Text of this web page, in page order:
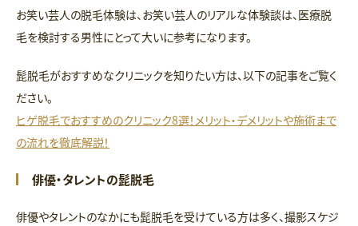
お笑い芸人の脱毛体験は、お笑い芸人のリアルな体験談は、医療脱
毛を検討する男性にとって大いに参考になります。
髭脱毛がおすすめなクリニックを知りたい方は、以下の記事をご覧く
ださい。
ヒゲ脱毛でおすすめのクリニック8選！メリット・デメリットや施術まで
の流れを徹底解説！
俳優・タレントの髭脱毛
俳優やタレントのなかにも髭脱毛を受けている方は多く、撮影スケジ